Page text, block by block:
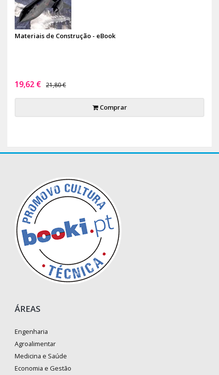
Materiais de Construção - eBook
19,62 € 21,80 €
Comprar
ÁREAS
Engenharia
Agroalimentar
Medicina e Saúde
Economia e Gestão